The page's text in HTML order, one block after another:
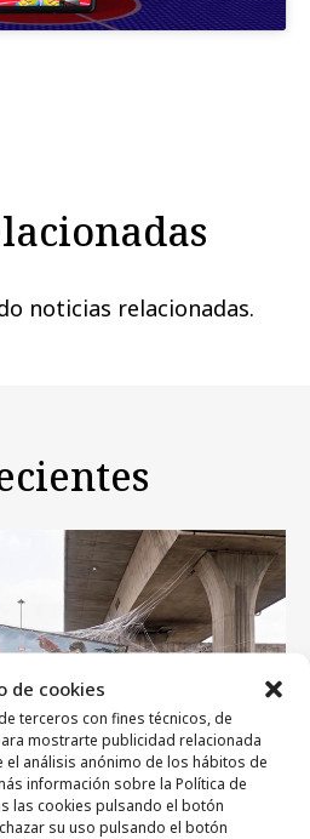
de cookies
terceros con fines técnicos, de
mostrarte publicidad relacionada
análisis anónimo de los hábitos de
información sobre la Política de
las cookies pulsando el botón
su uso pulsando el botón
noticias relacionadas.